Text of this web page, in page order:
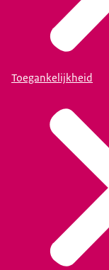
Toegankelijkheid